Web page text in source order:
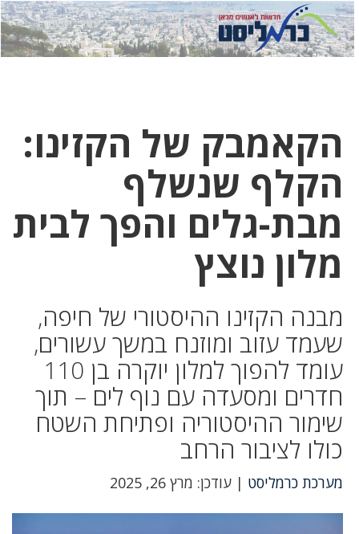
לחץ
כאן
לחץ
כדי
הקאמבק של הקזינו:
הקלף שנשלף
מבת-גלים והפך לבית
מלון נוצץ
מבנה הקזינו ההיסטורי של חיפה,
שעמד עזוב ומוזנח במשך עשורים,
עומד להפוך למלון יוקרה בן 110
חדרים ומסעדה עם נוף לים – תוך
שימור ההיסטוריה ופתיחת השטח
כולו לציבור הרחב
מערכת כרמליסט | עודכן: מרץ 26, 2025